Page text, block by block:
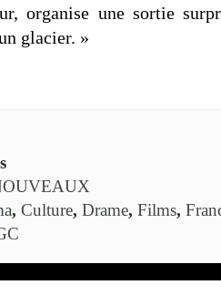
organise une sortie
glacier. »
, Culture, Drame, Films,